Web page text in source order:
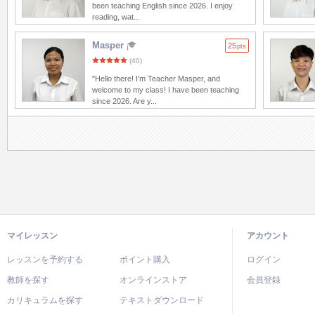
been teaching English since 2026. I enjoy
reading, wat...
Masper 25pts
(40)
"Hello there! I'm Teacher Masper, and
welcome to my class! I have been teaching
since 2026. Are y...
マイレッスン
レッスンを予約する ポイント購入
教師を探す オンラインストア
カリキュラムを探す テキストダウンロード
アカウント
ログイン
会員登録